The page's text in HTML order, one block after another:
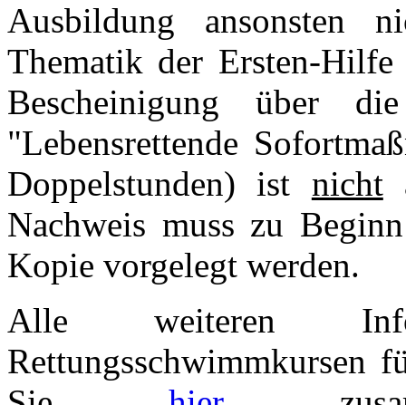
Ausbildung ansonsten
Thematik der Ersten-Hilfe
Bescheinigung über
"Lebensrettende
Doppelstunden) ist nicht
Nachweis muss zu
Kopie vorgelegt werden.
Alle weiteren
Rettungsschwimmkursen